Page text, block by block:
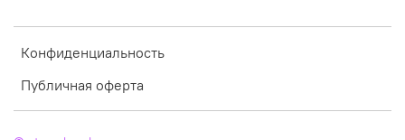
Конфиденциальность
Публичная оферта